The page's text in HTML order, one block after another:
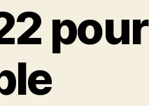
pour